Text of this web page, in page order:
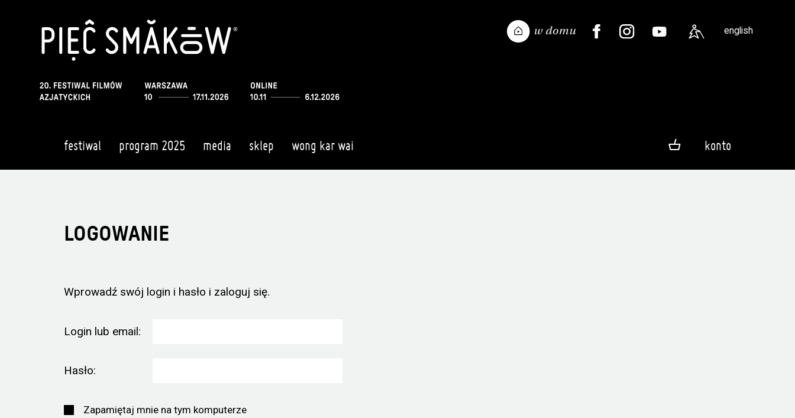
english
festiwal program 2025 media sklep wong kar wai konto
LOGOWANIE
Wprowadź swój login i hasło i zaloguj się.
Login lub email:
Hasło:
Zapamiętaj mnie na tym komputerze